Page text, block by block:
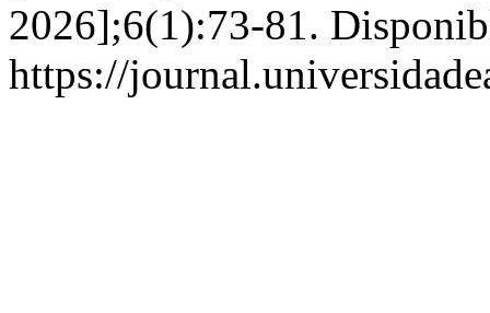
2026];6(1):73-81.
https://